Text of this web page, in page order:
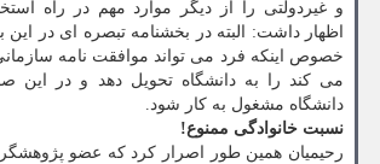
و غیردولتی را از دیگر موارد مهم در راه
اظهار داشت: البته در بخشنامه تبصره ای در
خصوص اینكه فرد می تواند موافقت نامه
می كند را به دانشگاه تحویل دهد و در این
دانشگاه مشغول به كار شود.
نسبت خانوادگی ممنوع!
رحیمیان همین طور اصرار كرد كه عضو پژوهشگر